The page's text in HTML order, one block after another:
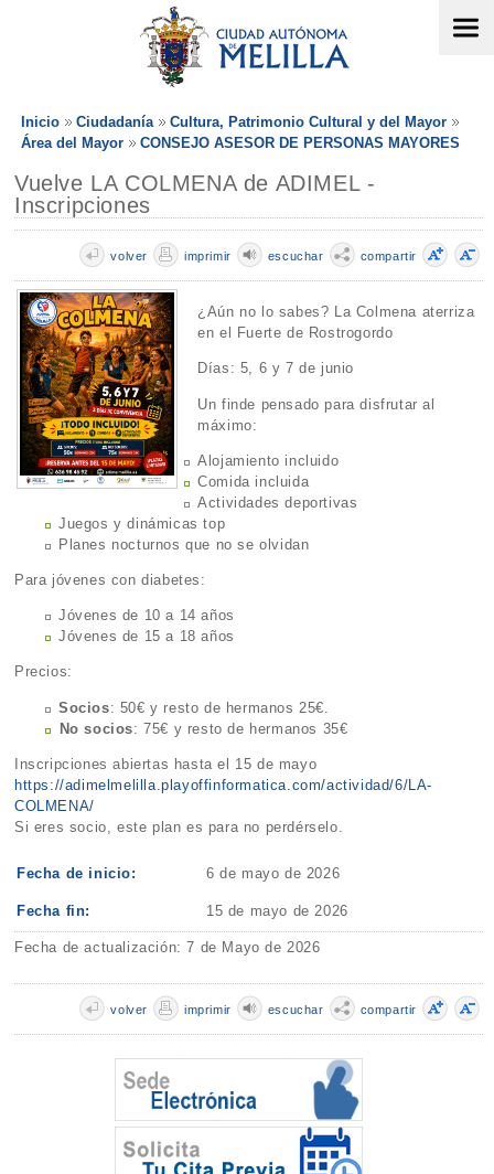
Inicio Ciudadanía
Cultura, Patrimonio Cultural y del Mayor
Área del Mayor
CONSEJO ASESOR DE PERSONAS MAYORES
Vuelve LA COLMENA de ADIMEL -
Inscripciones
compartir
escuchar
imprimir
volver
¿Aún no lo sabes? La Colmena aterriza
en el Fuerte de Rostrogordo
Días: 5, 6 y 7 de junio
Un finde pensado para disfrutar al
máximo:
Alojamiento incluido
Comida incluida
Actividades deportivas
Juegos y dinámicas top
Planes nocturnos que no se olvidan
Para jóvenes con diabetes:
Jóvenes de 10 a 14 años
Jóvenes de 15 a 18 años
Precios:
Socios: 50€ y resto de hermanos 25€.
⁠No socios: 75€ y resto de hermanos 35€
Inscripciones abiertas hasta el 15 de mayo
https://adimelmelilla.playoffinformatica.com/actividad/6/LA-
COLMENA/
Si eres socio, este plan es para no perdérselo.
Fecha de inicio: 6 de mayo de 2026
Fecha fin: 15 de mayo de 2026
Fecha de actualización: 7 de Mayo de 2026
compartir
escuchar
imprimir
volver